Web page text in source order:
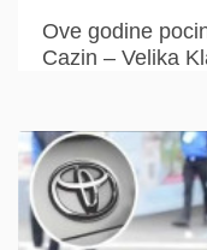
Ove godine
Cazin – Velika